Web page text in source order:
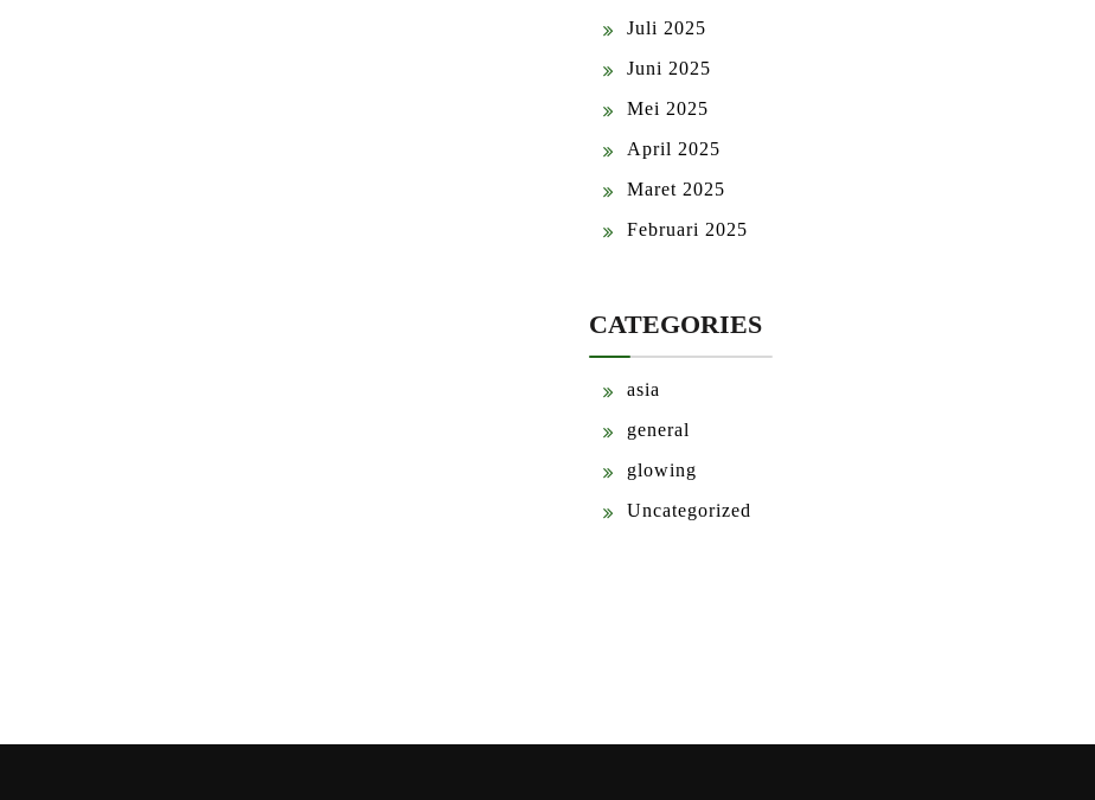
Juli 2025
Juni 2025
Mei 2025
April 2025
Maret 2025
Februari 2025
CATEGORIES
asia
general
glowing
Uncategorized